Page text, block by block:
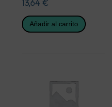
13,64 €
Añadir al carrito